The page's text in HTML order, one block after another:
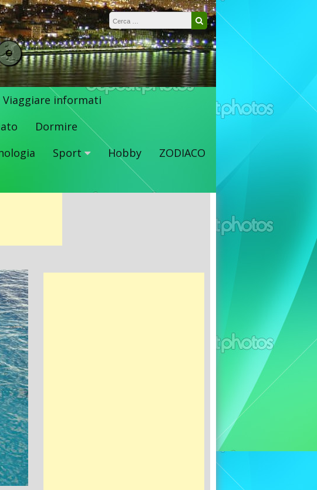
Ricerca per:
Cerca
Viaggiare informati
Dormire
Sport Hobby
ZODIACO